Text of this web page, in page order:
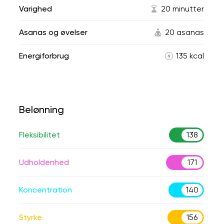
Varighed 20 minutter
Asanas og øvelser 20 asanas
Energiforbrug 135 kcal
Belønning
Fleksibilitet 138
Udholdenhed 171
Koncentration 140
Styrke 156